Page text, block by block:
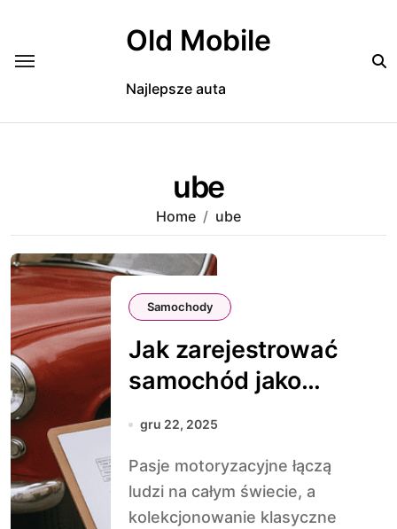
Old Mobile
Najlepsze auta
ube
Home ube
Samochody
Jak zarejestrować
samochód jako
zabytek w Polsce
gru 22, 2025
Pasje motoryzacyjne łączą
ludzi na całym świecie, a
kolekcjonowanie klasyczne